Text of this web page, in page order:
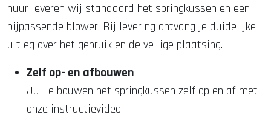
huur leveren wij standaard het springkussen en een
bijpassende blower. Bij levering ontvang je duidelijke
uitleg over het gebruik en de veilige plaatsing.
Zelf op- en afbouwen
Jullie bouwen het springkussen zelf op en af met
onze instructievideo.